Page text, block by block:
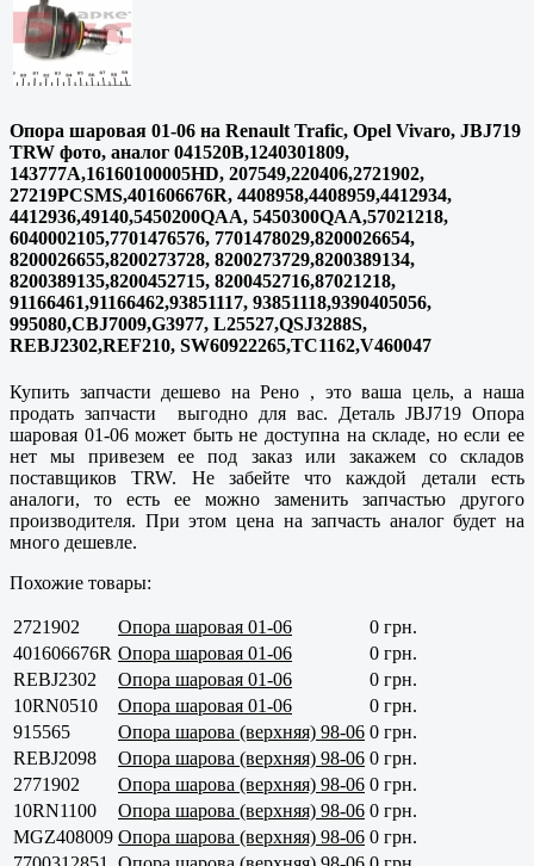
Опора шаровая 01-06 на Renault Trafic, Opel Vivaro, JBJ719
TRW фото, аналог 041520B,1240301809,
143777A,16160100005HD, 207549,220406,2721902,
27219PCSMS,401606676R, 4408958,4408959,4412934,
4412936,49140,5450200QAA, 5450300QAA,57021218,
6040002105,7701476576, 7701478029,8200026654,
8200026655,8200273728, 8200273729,8200389134,
8200389135,8200452715, 8200452716,87021218,
91166461,91166462,93851117, 93851118,9390405056,
995080,CBJ7009,G3977, L25527,QSJ3288S,
REBJ2302,REF210, SW60922265,TC1162,V460047
Купить запчасти дешево на Рено , это ваша цель, а наша
продать запчасти выгодно для вас. Деталь JBJ719 Опора
шаровая 01-06 может быть не доступна на складе, но если ее
нет мы привезем ее под заказ или закажем со складов
поставщиков TRW. Не забейте что каждой детали есть
аналоги, то есть ее можно заменить запчастью другого
производителя. При этом цена на запчасть аналог будет на
много дешевле.
Похожие товары:
2721902 Опора шаровая 01-06
0 грн.
401606676R Опора шаровая 01-06
0 грн.
REBJ2302
Опора шаровая 01-06
0 грн.
10RN0510
Опора шаровая 01-06
0 грн.
915565
Опора шарова (верхняя) 98-06 0 грн.
REBJ2098
Опора шарова (верхняя) 98-06 0 грн.
2771902
Опора шарова (верхняя) 98-06 0 грн.
10RN1100
Опора шарова (верхняя) 98-06 0 грн.
MGZ408009 Опора шарова (верхняя) 98-06 0 грн.